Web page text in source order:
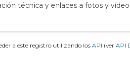
técnica y enlaces a fotos y
a este registro utilizando losAPI (ver API